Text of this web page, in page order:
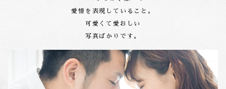
愛情を表現していること。
可愛くて愛おしい
写真ばかりです。